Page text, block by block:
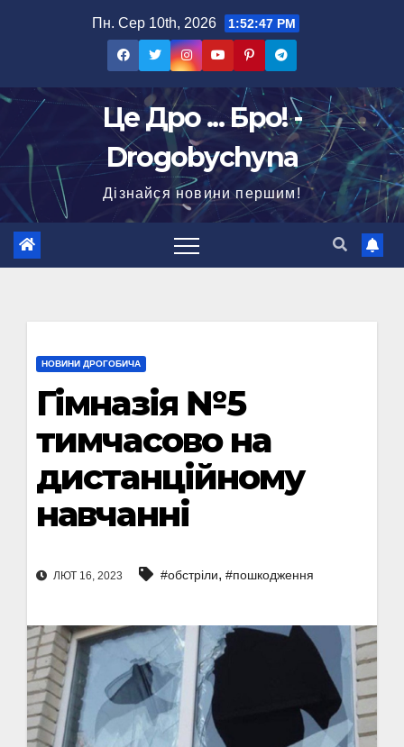
Пн. Сер 10th, 2026 1:52:48 PM
Це Дро ... Бро! -
Drogobychyna
Дізнайся новини першим!
НОВИНИ ДРОГОБИЧА
Гімназія №5
тимчасово на
дистанційному
навчанні
ЛЮТ 16, 2023 #обстріли, #пошкодження